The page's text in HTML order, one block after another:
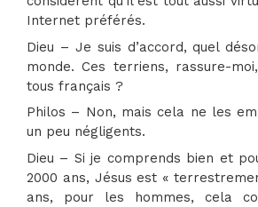
Internet préférés.
Dieu – Je suis d’accord, quel
monde. Ces terriens, rassure-
tous français ?
Philos – Non, mais cela ne les
un peu négligents.
Dieu – Si je comprends bien et
2000 ans, Jésus est «
ans, pour les hommes, cela